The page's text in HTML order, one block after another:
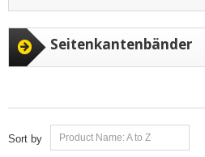
Seitenkantenbänder
Sort by Product Name: A to Z